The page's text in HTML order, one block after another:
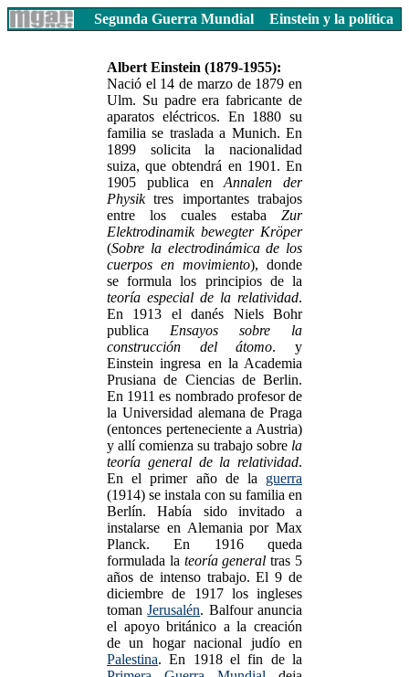
Segunda Guerra Mundial Einstein y la política
Albert Einstein (1879-1955):
Nació el 14 de marzo de 1879 en
Ulm. Su padre era fabricante de
aparatos eléctricos. En 1880 su
familia se traslada a Munich. En
1899 solicita la nacionalidad
suiza, que obtendrá en 1901. En
1905 publica enAnnalen der
Physiktres importantes trabajos
entre los cuales estaba Zur
Elektrodinamik bewegter Kröper
(Sobre la electrodinámica de los
cuerpos en movimiento), donde
se formula los principios de la
teoría especial de la relatividad.
En 1913 el danés Niels Bohr
publica Ensayos sobre la
construcción del átomo. y
Einstein ingresa en la Academia
Prusiana de Ciencias de Berlin.
En 1911 es nombrado profesor de
la Universidad alemana de Praga
(entonces perteneciente a Austria)
y allí comienza su trabajo sobre la
teoría general de la relatividad.
En el primer año de la guerra
(1914) se instala con su familia en
Berlín. Había sido invitado a
instalarse en Alemania por Max
Planck. En 1916 queda
formulada la teoría general tras 5
años de intenso trabajo. El 9 de
diciembre de 1917 los ingleses
tomanJerusalén. Balfour anuncia
el apoyo británico a la creación
de un hogar nacional judío en
Palestina. En 1918 el fin de la